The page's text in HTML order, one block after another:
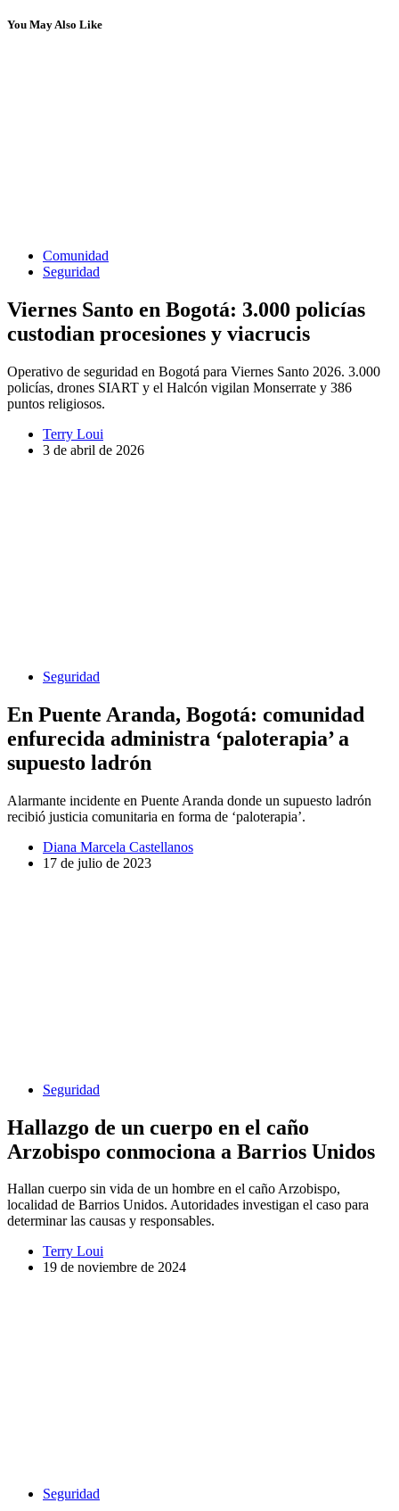
You May Also Like
Comunidad
Seguridad
Viernes Santo en Bogotá: 3.000 policías
custodian procesiones y viacrucis
Operativo de seguridad en Bogotá para Viernes Santo 2026. 3.000
policías, drones SIART y el Halcón vigilan Monserrate y 386
puntos religiosos.
Terry Loui
3 de abril de 2026
Seguridad
En Puente Aranda, Bogotá: comunidad
enfurecida administra ‘paloterapia’ a
supuesto ladrón
Alarmante incidente en Puente Aranda donde un supuesto ladrón
recibió justicia comunitaria en forma de ‘paloterapia’.
Diana Marcela Castellanos
17 de julio de 2023
Seguridad
Hallazgo de un cuerpo en el caño
Arzobispo conmociona a Barrios Unidos
Hallan cuerpo sin vida de un hombre en el caño Arzobispo,
localidad de Barrios Unidos. Autoridades investigan el caso para
determinar las causas y responsables.
Terry Loui
19 de noviembre de 2024
Seguridad